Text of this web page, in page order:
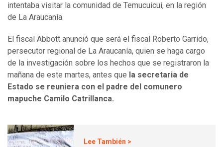
intentaba visitar la comunidad de Temucuicui, en la región
de La Araucanía.
El fiscal Abbott anunció que será el fiscal Roberto Garrido,
persecutor regional de La Araucanía, quien se haga cargo
de la investigación sobre los hechos que se registraron la
mañana de este martes, antes que la secretaria de
Estado se reuniera con el padre del comunero
mapuche Camilo Catrillanca.
Lee También >